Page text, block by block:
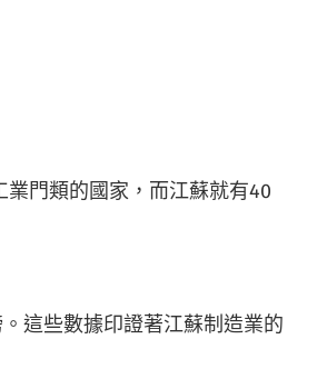
門類的國家，而江蘇就有40
這些數據印證著江蘇制造業的